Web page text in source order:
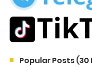
Popular Posts (30